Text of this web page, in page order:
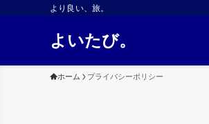
より良い、旅。
よいたび。
ホーム プライバシーポリシー